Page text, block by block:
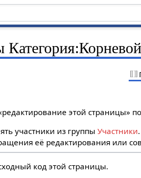
этой страницы»
участники из группы Участники.
её редактирования или
код этой страницы.